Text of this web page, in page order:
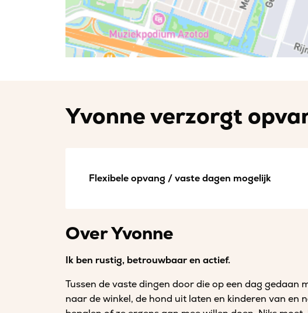
Yvonne verzorgt
Flexibele opvang / vaste dagen mogelijk
Over Yvonne
Ik ben rustig, betrouwbaar en actief.
Tussen de vaste dingen door die op een dag gedaan
naar de winkel, de hond uit laten en kinderen van en